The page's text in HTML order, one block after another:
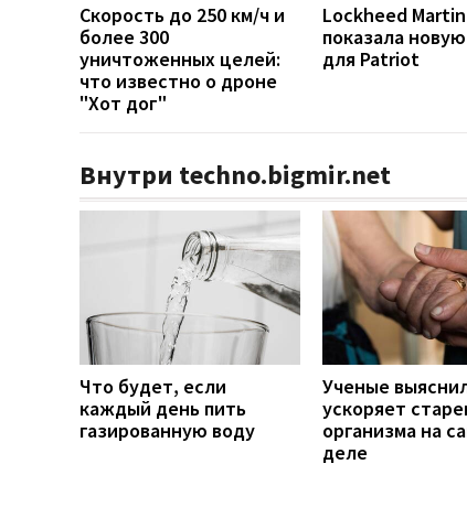
Скорость до 250 км/ч и
более 300
уничтоженных целей:
что известно о дроне
"Хот дог"
Lockheed Martin
показала
для Patriot
Внутри techno.bigmir.net
Что будет, если
каждый день пить
газированную воду
Ученые
ускоряет
организма на
деле